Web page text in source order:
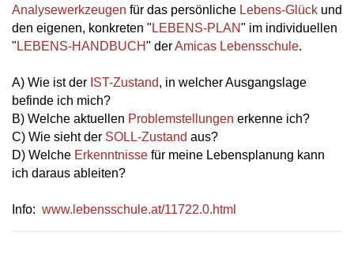
Analysewerkzeugen für das persönliche Lebens-Glück und
den eigenen, konkreten " LEBENS-PLAN" im individuellen
" LEBENS-HANDBUCH" derAmicas Lebensschule.
A) Wie ist der IST-Zustand, in welcher Ausgangslage
befinde ich mich?
B) Welche aktuellen Problemstellungen erkenne ich?
C) Wie sieht der SOLL-Zustand aus?
D) Welche Erkenntnisse für meine Lebensplanung kann
ich daraus ableiten?
Info: www.lebensschule.at/11722.0.html